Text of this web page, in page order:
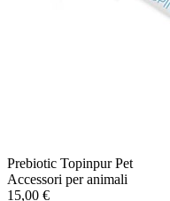
Prebiotic Topinpur Pet
Accessori per animali
15,00 €